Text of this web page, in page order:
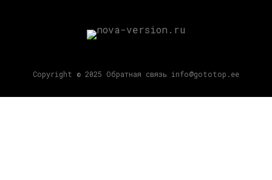
Copyright © 2025 Обратная связь info@gototop.ee